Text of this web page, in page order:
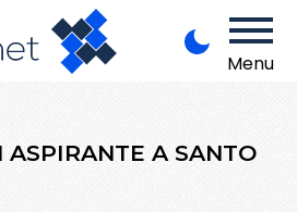
Menu
ASPIRANTE A SANTO